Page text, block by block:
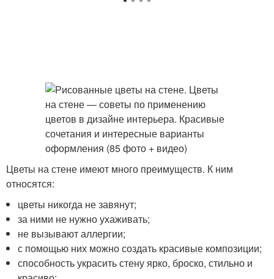
Цветы на стене имеют много преимуществ. К ним
относятся:
цветы никогда не завянут;
за ними не нужно ухаживать;
не вызывают аллергии;
с помощью них можно создать красивые композиции;
способность украсить стену ярко, броско, стильно и